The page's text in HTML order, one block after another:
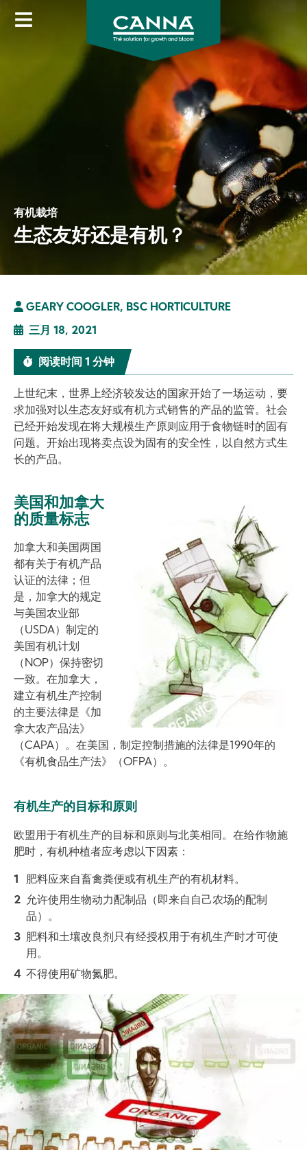
Skip
有机栽培
生态友好还是有机？
GEARY COOGLER, BSC HORTICULTURE
三月 18, 2021
阅读时间 1 分钟
上世纪末，世界上经济较发达的国家开始了一场运动，要
求加强对以生态友好或有机方式销售的产品的监管。社会
已经开始发现在将大规模生产原则应用于食物链时的固有
问题。开始出现将卖点设为固有的安全性，以自然方式生
长的产品。
美国和加拿大
的质量标志
加拿大和美国两国
都有关于有机产品
认证的法律；但
是，加拿大的规定
与美国农业部
（USDA）制定的
美国有机计划
（NOP）保持密切
一致。在加拿大，
建立有机生产控制
的主要法律是《加
拿大农产品法》
（CAPA）。在美国，制定控制措施的法律是1990年的
《有机食品生产法》（OFPA）。
有机生产的目标和原则
欧盟用于有机生产的目标和原则与北美相同。在给作物施
肥时，有机种植者应考虑以下因素：
肥料应来自畜禽粪便或有机生产的有机材料。
允许使用生物动力配制品（即来自自己农场的配制
品）。
肥料和土壤改良剂只有经授权用于有机生产时才可使
用。
不得使用矿物氮肥。
Image